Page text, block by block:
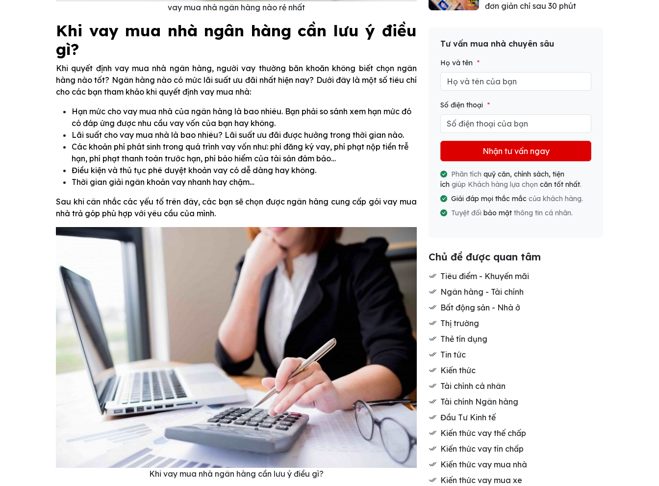
vay mua nhà ngân hàng nào rẻ nhất
Khi vay mua nhà ngân hàng cần lưu ý điều
gì?
Khi quyết định vay mua nhà ngân hàng, người vay thường băn khoăn không biết chọn ngân
hàng nào tốt? Ngân hàng nào có mức lãi suất ưu đãi nhất hiện nay? Dưới đây là một số tiêu chí
cho các bạn tham khảo khi quyết định vay mua nhà:
Hạn mức cho vay mua nhà của ngân hàng là bao nhiêu. Bạn phải so sánh xem hạn mức đó
có đáp ứng được nhu cầu vay vốn của bạn hay không.
Lãi suất cho vay mua nhà là bao nhiêu? Lãi suất ưu đãi được hưởng trong thời gian nào.
Các khoản phí phát sinh trong quá trình vay vốn như: phí đăng ký vay, phí phạt nộp tiền trễ
hạn, phí phạt thanh toán trước hạn, phí bảo hiểm của tài sản đảm bảo…
Điều kiện và thủ tục phê duyệt khoản vay có dễ dàng hay không.
Thời gian giải ngân khoản vay nhanh hay chậm…
Sau khi cân nhắc các yếu tố trên đây, các bạn sẽ chọn được ngân hàng cung cấp gói vay mua
nhà trả góp phù hợp với yêu cầu của mình.
Khi vay mua nhà ngân hàng cần lưu ý điều gì?
đơn giản chỉ sau 30 phút
Tư vấn mua nhà chuyên sâu
Họ và tên *
Số điện thoại *
Nhận tư vấn ngay
Phân tích quỹ căn, chính sách, tiện
ích giúp Khách hàng lựa chọn căn tốt nhất.
Giải đáp mọi thắc mắc của khách hàng.
Tuyệt đối bảo mật thông tin cá nhân.
Chủ đề được quan tâm
Tiêu điểm - Khuyến mãi
Ngân hàng - Tài chính
Bất động sản - Nhà ở
Thị trường
Thẻ tín dụng
Tin tức
Kiến thức
Tài chính cá nhân
Tài chính Ngân hàng
Đầu Tư Kinh tế
Kiến thức vay thế chấp
Kiến thức vay tín chấp
Kiến thức vay mua nhà
Kiến thức vay mua xe